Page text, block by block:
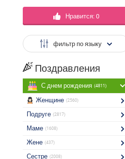
Нравится: 0
фильтр по языку
Поздравления
С днем рождения (4811)
Женщине (2560)
Подруге (2817)
Маме (1608)
Жене (437)
Сестре (2008)